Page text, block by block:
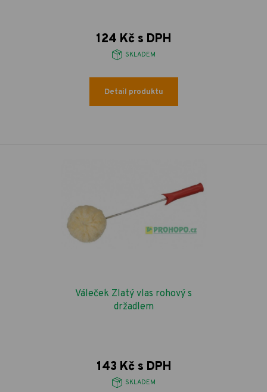
124 Kč s DPH
SKLADEM
Detail produktu
Váleček Zlatý vlas rohový s
držadlem
143 Kč s DPH
SKLADEM